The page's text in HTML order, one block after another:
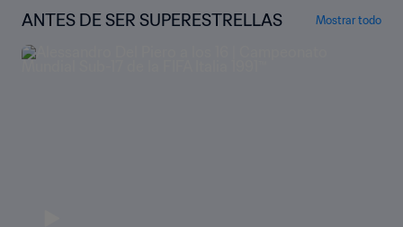
ANTES DE SER SUPERESTRELLAS Mostrar todo